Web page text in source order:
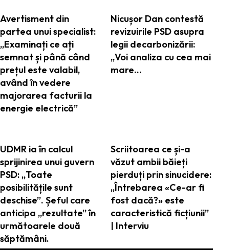
Avertisment din
partea unui specialist:
„Examinați ce ați
semnat și până când
prețul este valabil,
având în vedere
majorarea facturii la
energie electrică”
Nicușor Dan contestă
revizuirile PSD asupra
legii decarbonizării:
„Voi analiza cu cea mai
mare…
UDMR ia în calcul
sprijinirea unui guvern
PSD: „Toate
posibilitățile sunt
deschise”. Șeful care
anticipa „rezultate” în
următoarele două
săptămâni.
Scriitoarea ce și-a
văzut ambii băieți
pierduți prin sinucidere:
„Întrebarea «Ce-ar fi
fost dacă?» este
caracteristică ficțiunii”
| Interviu